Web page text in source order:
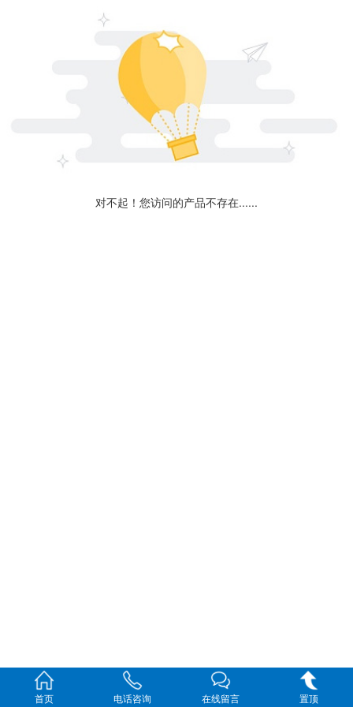
对不起！您访问的产品不存在......
首页 电话咨询 在线留言 置顶